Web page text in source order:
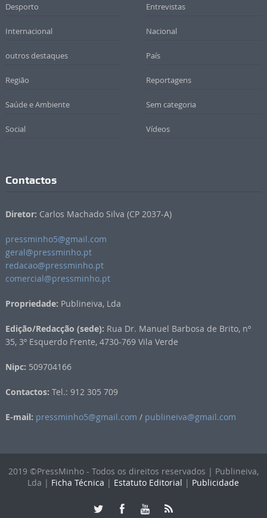
Desporto Entrevistas
Internacional Nacional
outros destaques País
Região Reportagens
Saúde e Ambiente Sem categoria
Social Vídeos
Contactos
Diretor: Carlos Machado Silva (CP 2037-A)
pressminho5@gmail.com
geral@pressminho.pt
redacao@pressminho.pt
comercial@pressminho.pt
Propriedade: Publineiva, Lda
Edição/Redacção (sede): Rua Dr. Manuel Barbosa de Brito, nº
35, 3º Esquerdo Frente, 4730-769 Vila Verde
Nipc: 509704166
Contactos: Tel.: 912 305 709
E-mail: pressminho5@gmail.com / publineiva@gmail.com
2019 ©PressMinho - Todos os direitos reservados | Publineiva,
Lda | Ficha Técnica | Estatuto Editorial | Publicidade